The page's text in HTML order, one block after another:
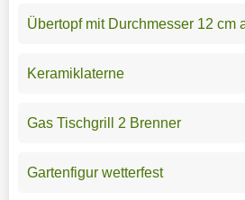
Übertopf mit Durchmesser 12 cm
Keramiklaterne
Gas Tischgrill 2 Brenner
Gartenfigur wetterfest